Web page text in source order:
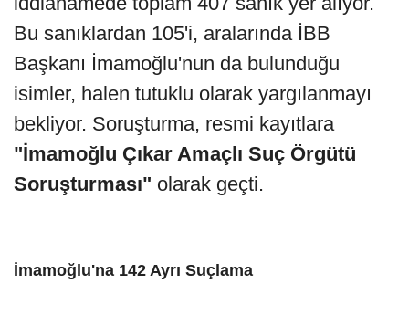
Bu sanıklardan 105'i, aralarında İBB
Başkanı İmamoğlu'nun da bulunduğu
isimler, halen tutuklu olarak yargılanmayı
bekliyor. Soruşturma, resmi kayıtlara
"İmamoğlu Çıkar Amaçlı Suç Örgütü
Soruşturması" olarak geçti.
İmamoğlu'na 142 Ayrı Suçlama